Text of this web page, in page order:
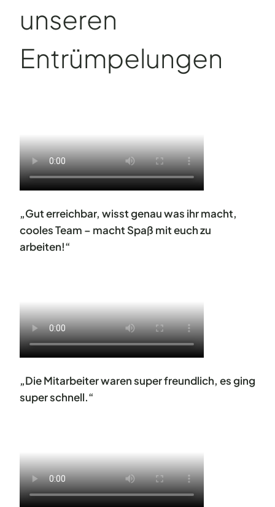
unseren
Entrümpelungen
„Gut erreichbar, wisst genau was ihr macht,
cooles Team – macht Spaß mit euch zu
arbeiten!“
„Die Mitarbeiter waren super freundlich, es ging
super schnell.“